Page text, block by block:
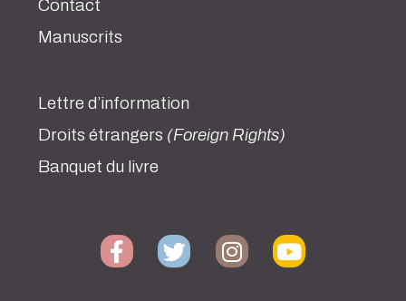
Contact
Manuscrits
Lettre d’information
Droits étrangers (Foreign Rights)
Banquet du livre